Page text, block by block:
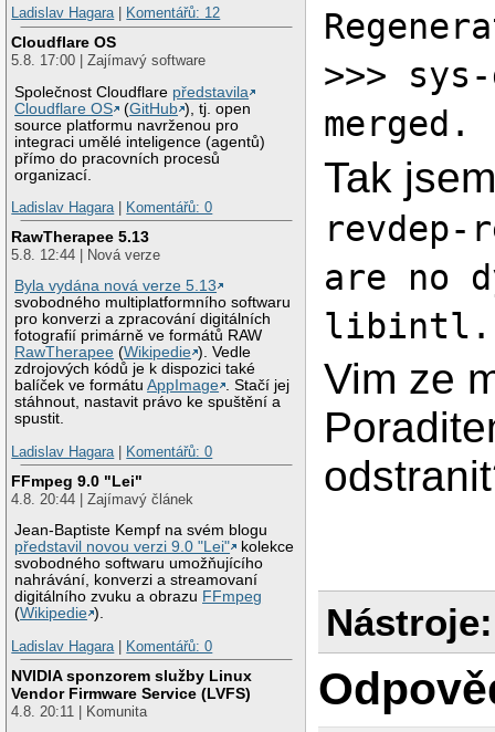
Ladislav Hagara| Komentářů: 12
Cloudflare OS
5.8. 17:00 | Zajímavý software
Společnost Cloudflare představila
Cloudflare OS
(GitHub ), tj. open
source platformu navrženou pro
integraci umělé inteligence (agentů)
přímo do pracovních procesů
organizací.
Ladislav Hagara| Komentářů: 0
RawTherapee 5.13
5.8. 12:44 | Nová verze
Byla vydána nová verze 5.13
svobodného multiplatformního softwaru
pro konverzi a zpracování digitálních
fotografií primárně ve formátů RAW
RawTherapee (Wikipedie ). Vedle
zdrojových kódů je k dispozici také
balíček ve formátuAppImage . Stačí jej
stáhnout, nastavit právo ke spuštění a
spustit.
Ladislav Hagara| Komentářů: 0
FFmpeg 9.0 "Lei"
4.8. 20:44 | Zajímavý článek
Jean-Baptiste Kempf na svém blogu
představil novou verzi 9.0 "Lei"
kolekce
svobodného softwaru umožňujícího
nahrávání, konverzi a streamovaní
digitálního zvuku a obrazu FFmpeg
(Wikipedie ).
Ladislav Hagara| Komentářů: 0
NVIDIA sponzorem služby Linux
Vendor Firmware Service (LVFS)
4.8. 20:11 | Komunita
>>>
merged.
Tak
revdep-
are no
Vim ze
Nástroje: